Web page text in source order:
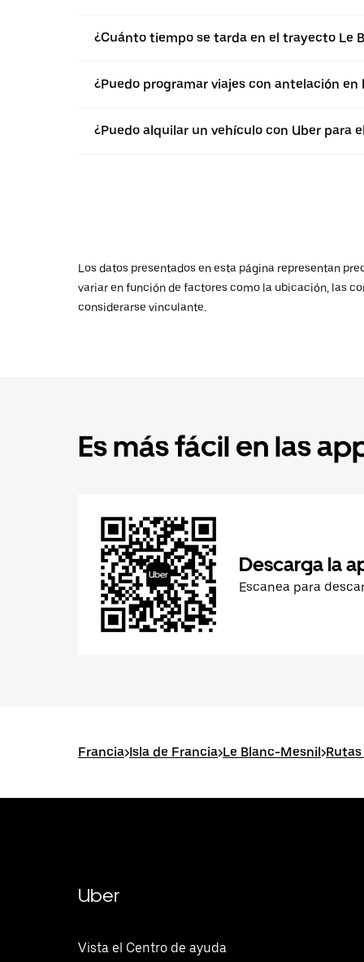
¿Cuánto tiempo se tarda en el trayecto Le
¿Puedo programar viajes con antelación
¿Puedo alquilar un vehículo con Uber para
Los datos presentados en esta página representan
variar en función de factores como la ubicación, las
considerarse vinculante.
Es más fácil en las
Descarga la
Escanea para
Francia>Isla de Francia>Le Blanc-Mesnil>
Uber
Vista el Centro de ayuda